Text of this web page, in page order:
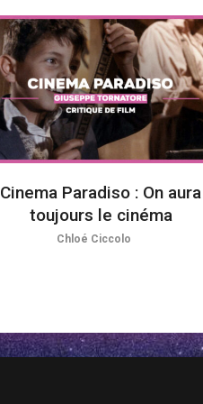
Cinema Paradiso : On aura
toujours le cinéma
Chloé Ciccolo